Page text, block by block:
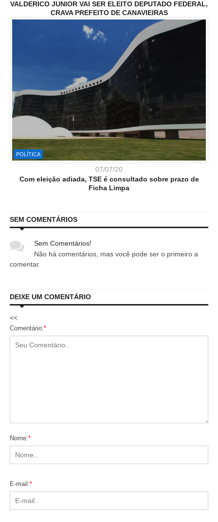
VALDERICO JUNIOR VAI SER ELEITO DEPUTADO FEDERAL,
CRAVA PREFEITO DE CANAVIEIRAS
POLÍTICA
07/07/20
Com eleição adiada, TSE é consultado sobre prazo de
Ficha Limpa
SEM COMENTÁRIOS
Sem Comentários!
Não há comentários, mas você pode ser o primeiro a
comentar.
DEIXE UM COMENTÁRIO
<<
Comentário:*
Nome:*
E-mail:*